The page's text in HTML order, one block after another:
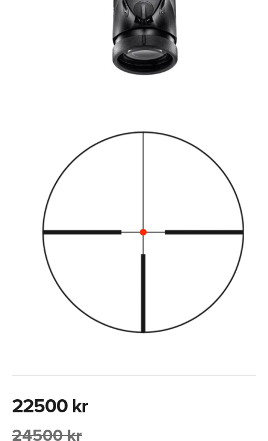
22500 kr
24500 kr